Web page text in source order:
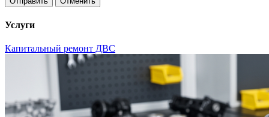
Услуги
Капитальный ремонт ДВС